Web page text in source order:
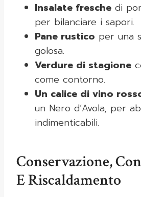
Insalate fresche di
per bilanciare i sapori.
Pane rustico per una
golosa.
Verdure di stagione
come contorno.
Un calice di vino
un Nero d’Avola, per
indimenticabili.
Conservazione,
E Riscaldamento